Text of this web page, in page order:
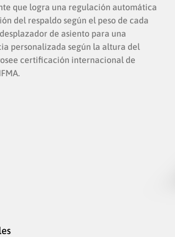
que logra una regulación automática
del respaldo según el peso de cada
de asiento para una
personalizada según la altura del
certificación internacional de